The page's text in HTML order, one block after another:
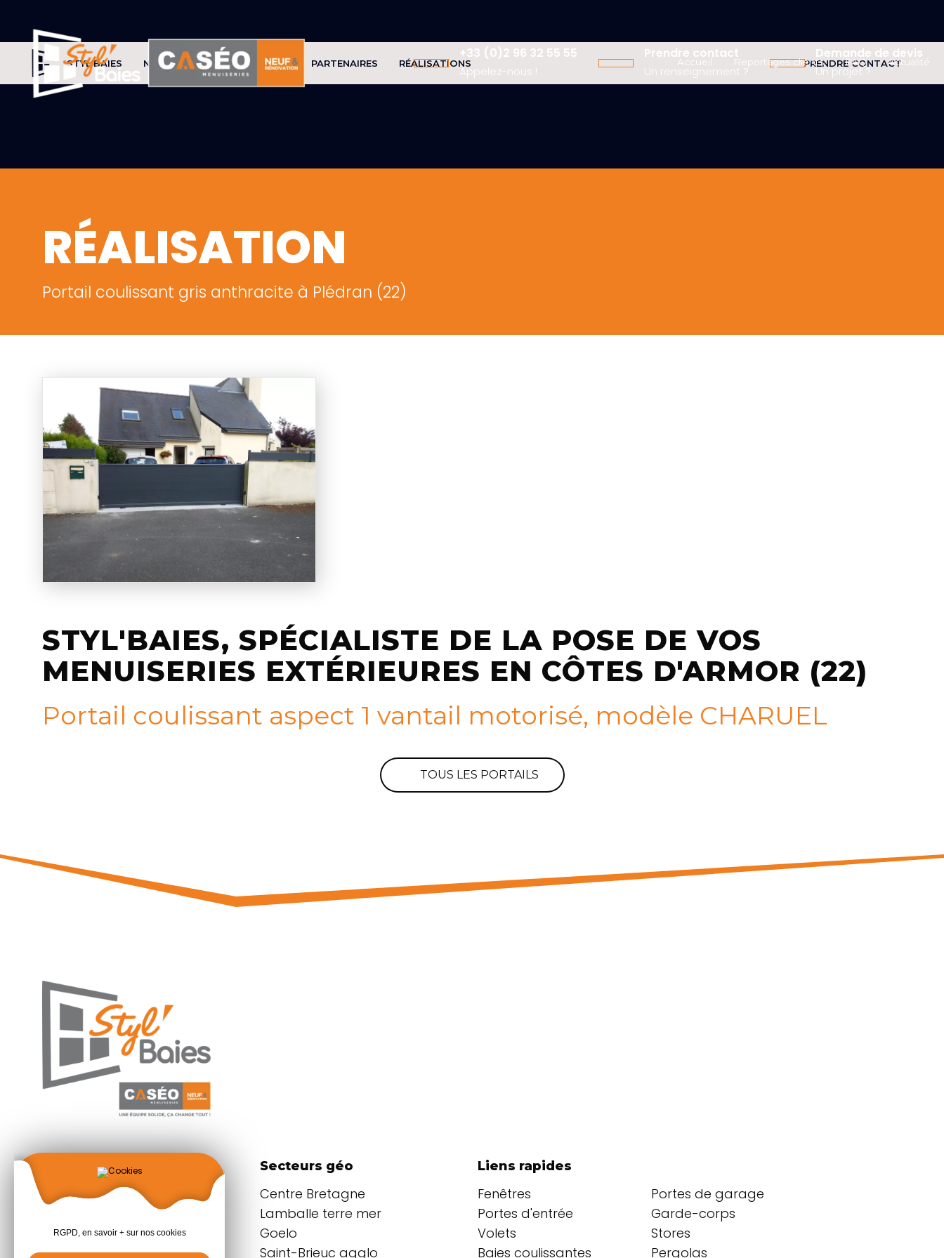
+33 (0)2 96 32 55 55
Appelez-nous !
Prendre contact
Un renseignement ?
Demande de devis
Un projet ?
Accueil Reportages clients FAQ Actualité
STYL'BAIES NOS PRODUITS CONSEILS PARTENAIRES RÉALISATIONS PRENDRE CONTACT
RÉALISATION
Portail coulissant gris anthracite à Plédran (22)
STYL'BAIES, SPÉCIALISTE DE LA POSE DE VOS
MENUISERIES EXTÉRIEURES EN CÔTES D'ARMOR (22)
Portail coulissant aspect 1 vantail motorisé, modèle CHARUEL
TOUS LES PORTAILS
Coordonnées
Parc d'activités
du Grand Plessis
22940 PLAINTEL
Secteurs géo
Centre Bretagne
Lamballe terre mer
Goelo
Saint-Brieuc agglo
Liens rapides
Fenêtres
Portes d'entrée
Volets
Baies coulissantes
Portes de garage
Garde-corps
Stores
Pergolas
RGPD, en savoir + sur nos cookies